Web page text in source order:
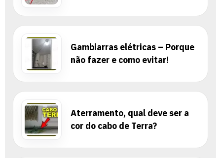
Gambiarras elétricas – Porque
não fazer e como evitar!
Aterramento, qual deve ser a
cor do cabo de Terra?